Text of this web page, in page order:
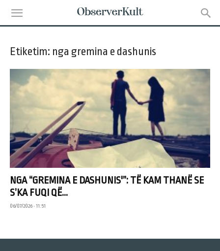
Etiketim: nga gremina e dashunis
NGA “GREMINA E DASHUNIS'”: TË KAM THANË SE
S’KA FUQI QË...
06/07/2026 • 11:51